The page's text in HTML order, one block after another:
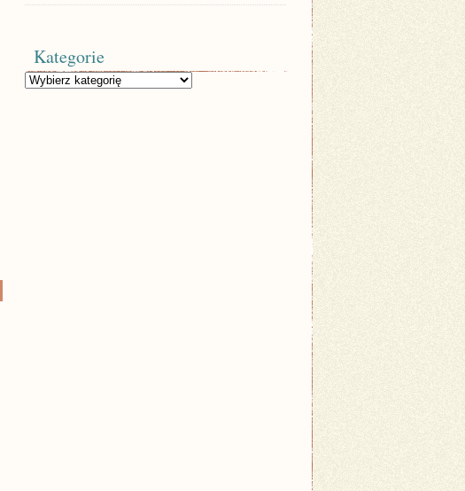
Kategorie
Kategorie